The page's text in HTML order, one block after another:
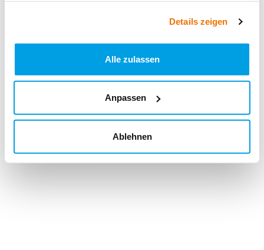
Details zeigen
Alle zulassen
Anpassen
Ablehnen